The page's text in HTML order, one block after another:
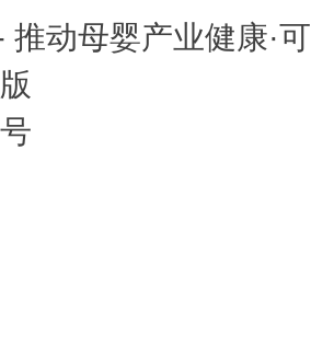
推动母婴产业健康·